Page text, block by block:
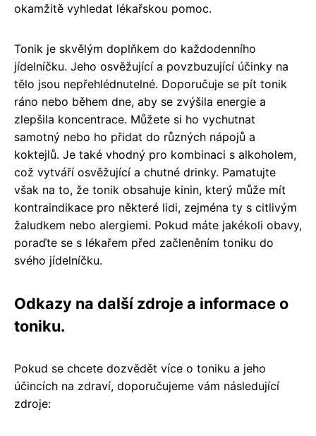
okamžitě vyhledat lékařskou pomoc.
Tonik je skvělým doplňkem do každodenního
jídelníčku. Jeho osvěžující a povzbuzující účinky na
tělo jsou nepřehlédnutelné. Doporučuje se pít tonik
ráno nebo během dne, aby se zvýšila energie a
zlepšila koncentrace. Můžete si ho vychutnat
samotný nebo ho přidat do různých nápojů a
koktejlů. Je také vhodný pro kombinaci s alkoholem,
což vytváří osvěžující a chutné drinky. Pamatujte
však na to, že tonik obsahuje kinin, který může mít
kontraindikace pro některé lidi, zejména ty s citlivým
žaludkem nebo alergiemi. Pokud máte jakékoli obavy,
poraďte se s lékařem před začleněním toniku do
svého jídelníčku.
Odkazy na další zdroje a informace o
toniku.
Pokud se chcete dozvědět více o toniku a jeho
účincích na zdraví, doporučujeme vám následující
zdroje: